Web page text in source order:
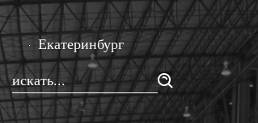
Екатеринбург